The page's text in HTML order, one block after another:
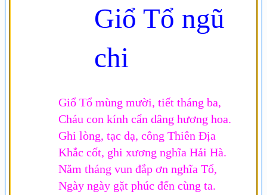
Giổ Tổ ngũ
chi
Giổ Tổ mùng m­ười, tiết tháng ba,
Cháu con kính cẩn dâng h­ương hoa.
Ghi lòng, tạc dạ, công Thiên Địa
Khắc cốt, ghi x­ương nghĩa Hải Hà.
Năm tháng vun đắp ơn nghĩa Tổ,
Ngày ngày gặt phúc đến cùng ta.